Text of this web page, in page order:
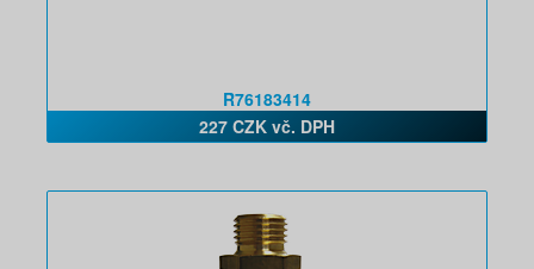
R76183414
227 CZK vč. DPH